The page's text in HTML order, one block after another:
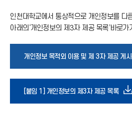
인천대학교에서 통상적으로 개인정보를 다
아래의‘개인정보의 제3자 제공 목록’바로
개인정보 목적외 이용 및 제 3자 제공 게시
[붙임 1] 개인정보의 제3자 제공 목록다